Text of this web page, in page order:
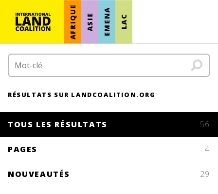
AFRIQUE ASIE EMENA LAC
RÉSULTATS SUR LANDCOALITION.ORG
TOUS LES RÉSULTATS 56
PAGES 4
NOUVEAUTÉS 29